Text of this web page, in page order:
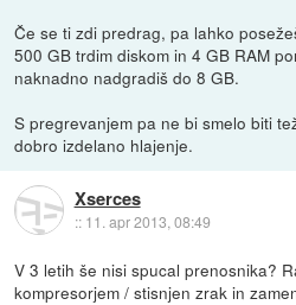
Če se ti zdi predrag, pa lahko
500 GB trdim diskom in 4 GB RAM
naknadno nadgradiš do 8 GB.
S pregrevanjem pa ne bi smelo biti
dobro izdelano hlajenje.
Xserces
:: 11. apr 2013, 08:49
V 3 letih še nisi spucal prenosnika?
kompresorjem / stisnjen zrak in